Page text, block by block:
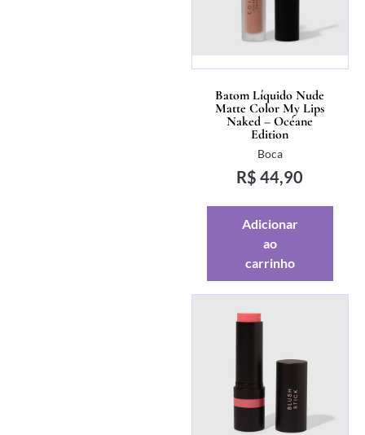
Batom Líquido Nude
Matte Color My Lips
Naked – Océane
Edition
Boca
R$ 44,90
Adicionar
ao
carrinho